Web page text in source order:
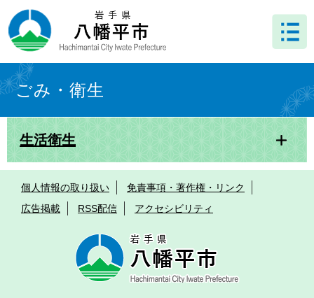
ー
ジ
先
頭
で
ニ
ュ
を
飛
ば
へ
文 ごみ・衛生
生活衛生
個人情報の取り扱い
免責事項・著作権・リンク
広告掲載
RSS配信 アクセシビリティ